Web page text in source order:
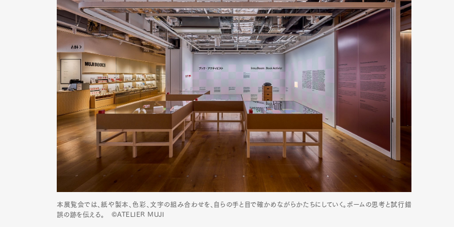
本展覧会では、紙や製本、色彩、文字の組み合わせを、自らの手と目で確かめながらかたちにしていく。ボームの思考と試行錯
誤の跡を伝える。 ©ATELIER MUJI